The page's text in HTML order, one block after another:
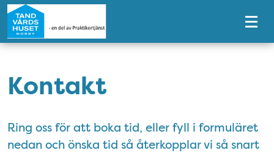
Tillgänglighetsmeny
Kontakt
Ring oss för att boka tid, eller fyll i formuläret
nedan och önska tid så återkopplar vi så snart